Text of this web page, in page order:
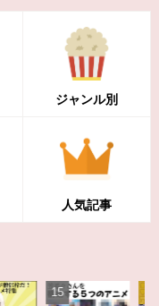
ジャンル別
人気記事